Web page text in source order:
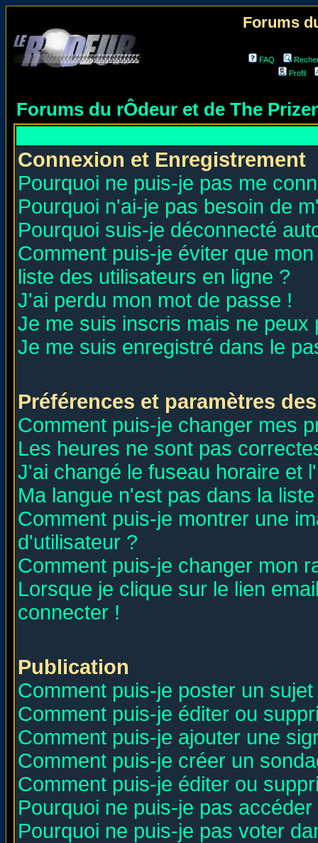
Forums
FAQ
Profil
Forums du rÔdeur et de The
Connexion et Enregistrement
Pourquoi ne puis-je pas me
Pourquoi n'ai-je pas besoin de
Pourquoi suis-je déconnecté
Comment puis-je éviter que
liste des utilisateurs en ligne ?
J'ai perdu mon mot de passe !
Je me suis inscris mais ne peux
Je me suis enregistré dans le
Préférences et paramètres
Comment puis-je changer mes
Les heures ne sont pas
J'ai changé le fuseau horaire et
Ma langue n'est pas dans la
Comment puis-je montrer une
d'utilisateur ?
Comment puis-je changer mon
Lorsque je clique sur le lien
connecter !
Publication
Comment puis-je poster un
Comment puis-je éditer ou
Comment puis-je ajouter une
Comment puis-je créer un
Comment puis-je éditer ou
Pourquoi ne puis-je pas
Pourquoi ne puis-je pas voter